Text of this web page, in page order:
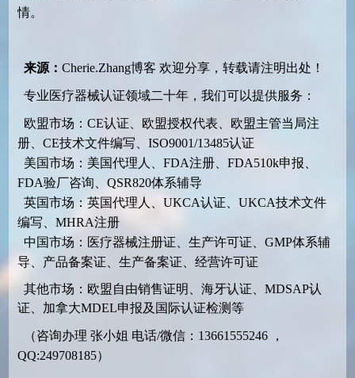
情。
来源： Cherie.Zhang博客 欢迎分享，转载请注明出处！
专业医疗器械认证领域二十年，我们可以提供服务：
欧盟市场：CE认证、欧盟授权代表、欧盟主管当局注
册、CE技术文件编写、ISO9001/13485认证
美国市场：美国代理人、FDA注册、FDA510k申报、
FDA验厂咨询、QSR820体系辅导
英国市场：英国代理人、UKCA认证、UKCA技术文件
编写、MHRA注册
中国市场：医疗器械注册证、生产许可证、GMP体系辅
导、产品备案证、生产备案证、经营许可证
其他市场：欧盟自由销售证明、海牙认证、MDSAP认
证、加拿大MDEL申报及国际认证检测等
（咨询办理 张小姐 电话/微信：13661555246 ，
QQ:249708185）